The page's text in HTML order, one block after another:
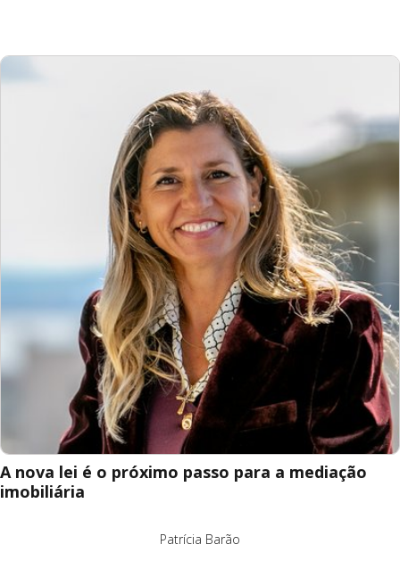
A nova lei é o próximo passo para a mediação
imobiliária
Patrícia Barão